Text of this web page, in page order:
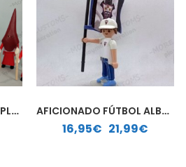
NAZARENO | COFRADE | PLAYMOBIL PERSONALIZADO AFICIONADO FÚTBOL ALBACETE BALOMPIÉ| PLAYMOBIL PERSONALIZADO
16,95€ 21,99€
Rango de precios: desde 16,95€ hasta 21,99€